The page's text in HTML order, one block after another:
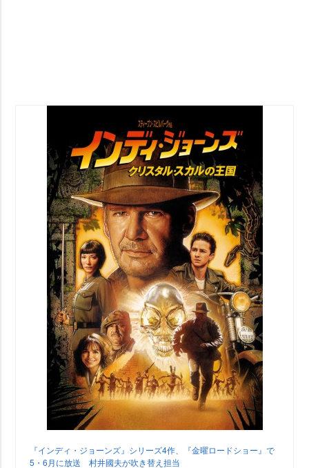
『インディ・ジョーンズ』シリーズ4作、『金曜ロードショー』で
5・6月に放送 村井國夫が吹き替え担当